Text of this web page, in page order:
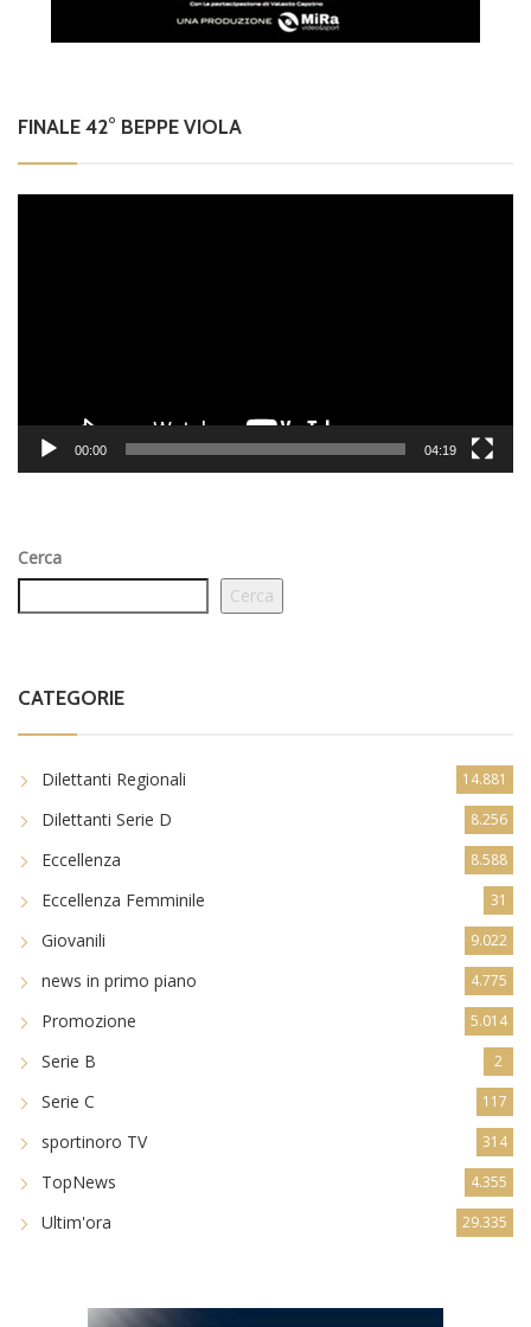
FINALE 42° BEPPE VIOLA
00:00 04:19
Cerca
Cerca
CATEGORIE
Dilettanti Regionali 14.881
Dilettanti Serie D 8.256
Eccellenza 8.588
Eccellenza Femminile 31
Giovanili 9.022
news in primo piano 4.775
Promozione 5.014
Serie B 2
Serie C 117
sportinoro TV 314
TopNews 4.355
Ultim'ora 29.335